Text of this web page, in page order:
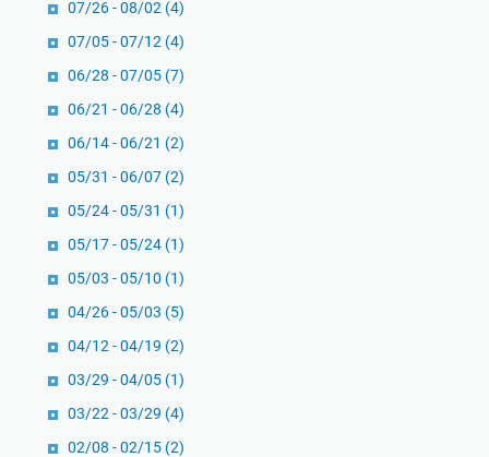
e
n
g
u
g
a
h
o
l
e
h
n
t
a
s
e
l
a
a
t
a
P
l
a
n
t
B
u
07/26 - 08/02 (4)
07/05 - 07/12 (4)
06/28 - 07/05 (7)
06/21 - 06/28 (4)
06/14 - 06/21 (2)
05/31 - 06/07 (2)
05/24 - 05/31 (1)
05/17 - 05/24 (1)
05/03 - 05/10 (1)
04/26 - 05/03 (5)
04/12 - 04/19 (2)
03/29 - 04/05 (1)
03/22 - 03/29 (4)
02/08 - 02/15 (2)